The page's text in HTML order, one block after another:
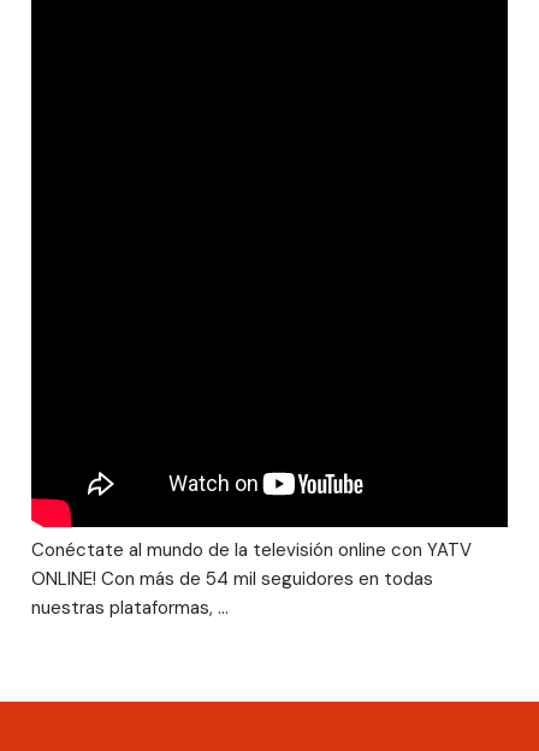
Conéctate al mundo de la televisión online con YATV
ONLINE! Con más de 54 mil seguidores en todas
nuestras plataformas, …